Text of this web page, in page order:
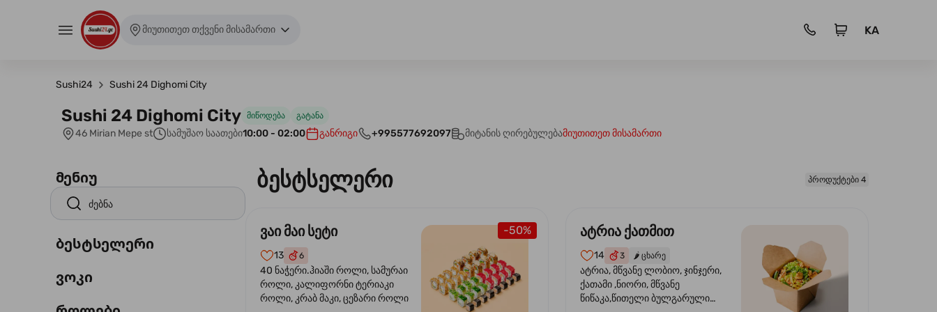
მიუთითეთ თქვენი მისამართი KA
Sushi24 Sushi 24 Dighomi City
Sushi 24 Dighomi City მიწოდება გატანა
46 Mirian Mepe st სამუშაო საათები10:00 - 02:00 განრიგი +995577692097 მიტანის ღირებულებამიუთითეთ მისამართი
მენიუ
ბესტსელერი
ვოკი
ბესტსელერი პროდუქტები 4
-50%
ვაი მაი სეტი
13 6
40 ნაჭერი.ჰიაში როლი, სამურაი
როლი, კალიფორნი ტერიაკი
როლი, კრაბ მაკი, ცეზარი როლი
ატრია ქათმით
14 3 🌶️ ცხარე
ატრია, მწვანე ლობიო, ჯინჯერი,
ქათამი ,ნიორი, მწვანე
წიწაკა,წითელი ბულგარული